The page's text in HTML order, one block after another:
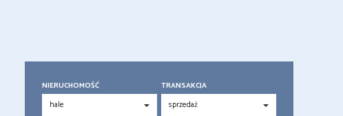
NIERUCHOMOŚĆ TRANSAKCJA